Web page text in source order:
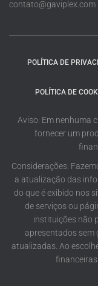
contato@gaviplex.com
POLÍTICA DE
POLÍTICA DE
Aviso: Em nenhuma
fornecer um
Considerações:
a atualização das
do que é exibido nos
de serviços ou
instituições não
apresentados sem
atualizadas. Ao